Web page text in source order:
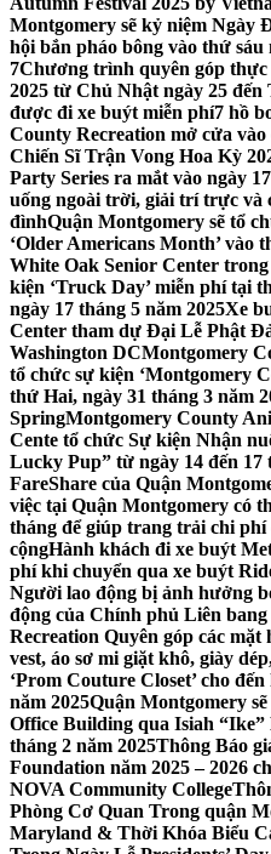
Montgomery sẽ kỷ niệm Ngày
hội bắn pháo bông vào thứ
7Chương trình quyên góp
2025 từ Chủ Nhật ngày 25 đến
được đi xe buýt miễn phí7 hồ
County Recreation mở cửa
Chiến Sĩ Trận Vong Hoa Kỳ
Party Series ra mắt vào ngày
uống ngoài trời, giải trí trực và
đìnhQuận Montgomery sẽ tổ
‘Older Americans Month’ vào
White Oak Senior Center
kiện ‘Truck Day’ miễn phí tại
ngày 17 tháng 5 năm 2025Xe
Center tham dự Đại Lễ Phật
Washington DCMontgomery
tổ chức sự kiện ‘Montgomery
thứ Hai, ngày 31 tháng 3 năm
SpringMontgomery County
Cente tổ chức Sự kiện Nhận
Lucky Pup” từ ngày 14 đến 17
FareShare của Quận
việc tại Quận Montgomery có
tháng để giúp trang trải chi
cộngHành khách đi xe buýt
phí khi chuyển qua xe buýt
Người lao động bị ảnh hưởng
động của Chính phủ Liên
Recreation Quyên góp các
vest, áo sơ mi giặt khô, giày
‘Prom Couture Closet’ cho
năm 2025Quận Montgomery
Office Building qua Isiah
tháng 2 năm 2025Thông Báo
Foundation năm 2025 – 2026
NOVA Community College
Phòng Cơ Quan Trong quận
Maryland & Thời Khóa Biểu